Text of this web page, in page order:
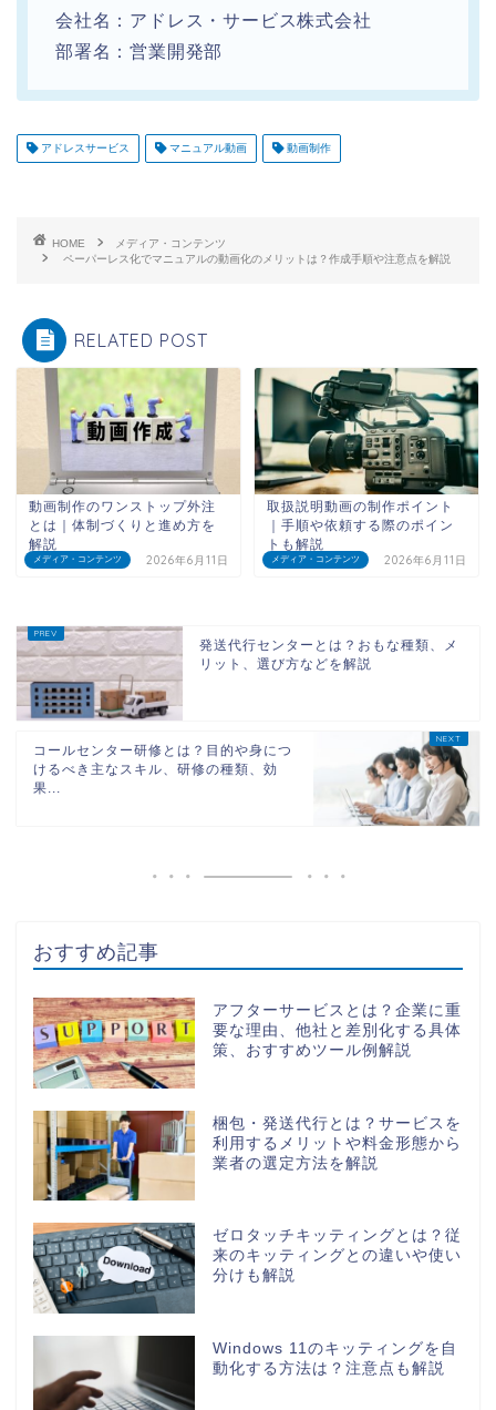
会社名：アドレス・サービス株式会社
部署名：営業開発部
アドレスサービス マニュアル動画 動画制作
HOME
メディア・コンテンツ
ペーパーレス化でマニュアルの動画化のメリットは？作成手順や注意点を解説
RELATED POST
メディア・コンテンツ
動画制作のワンストップ外注
とは｜体制づくりと進め方を
解説
2026年6月11日 メディア・コンテンツ
取扱説明動画の制作ポイント
｜手順や依頼する際のポイン
トも解説
2026年6月11日
発送代行センターとは？おもな種類、メ
リット、選び方などを解説
コールセンター研修とは？目的や身につ
けるべき主なスキル、研修の種類、効
果...
おすすめ記事
アフターサービスとは？企業に重
要な理由、他社と差別化する具体
策、おすすめツール例解説
梱包・発送代行とは？サービスを
利用するメリットや料金形態から
業者の選定方法を解説
ゼロタッチキッティングとは？従
来のキッティングとの違いや使い
分けも解説
Windows 11のキッティングを自
動化する方法は？注意点も解説